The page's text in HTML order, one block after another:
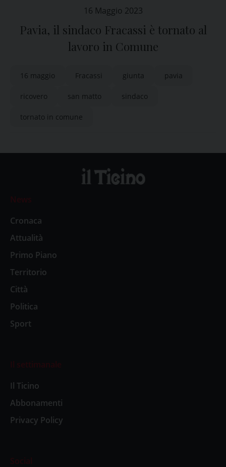
16 Maggio 2023
Pavia, il sindaco Fracassi è tornato al
lavoro in Comune
16 maggio Fracassi giunta pavia
ricovero san matto sindaco
tornato in comune
News
Cronaca
Attualità
Primo Piano
Territorio
Città
Politica
Sport
Il settimanale
Il Ticino
Abbonamenti
Privacy Policy
Social